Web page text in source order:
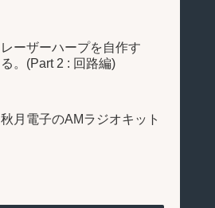
レーザーハープを自作す
る。(Part 2 : 回路編)
秋月電子のAMラジオキット